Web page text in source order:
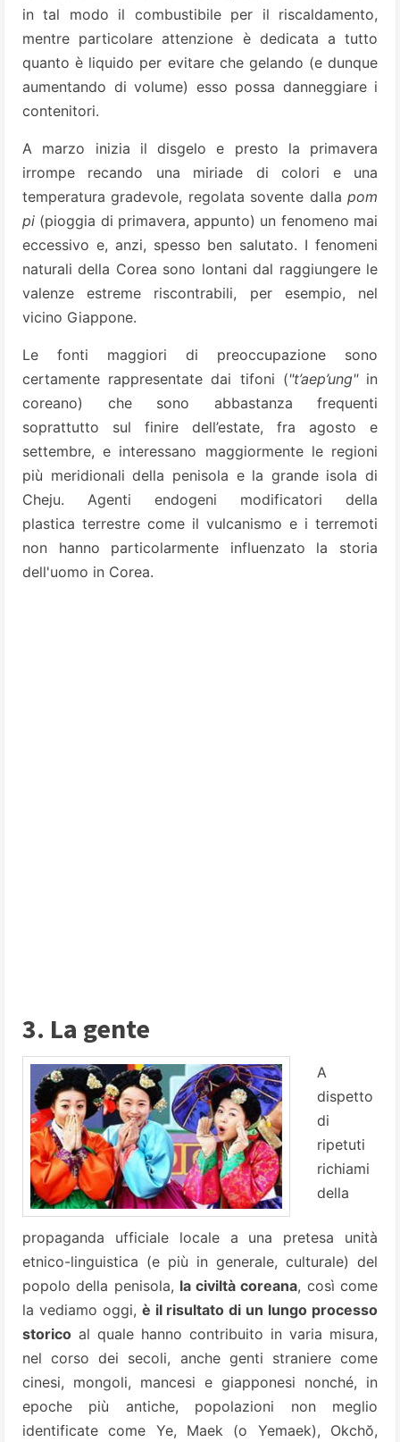
in tal modo il combustibile per il riscaldamento,
mentre particolare attenzione è dedicata a tutto
quanto è liquido per evitare che gelando (e dunque
aumentando di volume) esso possa danneggiare i
contenitori.
A marzo inizia il disgelo e presto la primavera
irrompe recando una miriade di colori e una
temperatura gradevole, regolata sovente dalla pom
pi (pioggia di primavera, appunto) un fenomeno mai
eccessivo e, anzi, spesso ben salutato. I fenomeni
naturali della Corea sono lontani dal raggiungere le
valenze estreme riscontrabili, per esempio, nel
vicino Giappone.
Le fonti maggiori di preoccupazione sono
certamente rappresentate dai tifoni ("t’aep’ung"in
coreano) che sono abbastanza frequenti
soprattutto sul finire dell’estate, fra agosto e
settembre, e interessano maggiormente le regioni
più meridionali della penisola e la grande isola di
Cheju. Agenti endogeni modificatori della
plastica terrestre come il vulcanismo e i terremoti
non hanno particolarmente influenzato la storia
dell'uomo in Corea.
3. La gente
A
dispetto
di
ripetuti
richiami
della
propaganda ufficiale locale a una pretesa unità
etnico-linguistica (e più in generale, culturale) del
popolo della penisola, la civiltà coreana, così come
la vediamo oggi, è il risultato di un lungo processo
storico al quale hanno contribuito in varia misura,
nel corso dei secoli, anche genti straniere come
cinesi, mongoli, mancesi e giapponesi nonché, in
epoche più antiche, popolazioni non meglio
identificate come Ye, Maek (o Yemaek), Okchŏ,